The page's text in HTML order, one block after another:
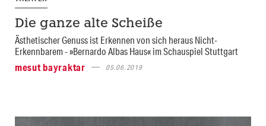
Die ganze alte Scheiße
Ästhetischer Genuss ist Erkennen von sich heraus Nicht-
Erkennbarem - »Bernardo Albas Haus« im Schauspiel Stuttgart
mesut bayraktar
05.06.2019